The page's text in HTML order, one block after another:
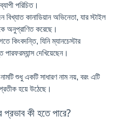
পরিচিত।
কানাডিয়ান অভিনেতা, যার স্টাইল
অনুপ্রাণিত করেছে।
কিংবদন্তি, যিনি ম্যানচেস্টার
পারফরম্যান্স দেখিয়েছেন।
শুধু একটি সাধারণ নাম নয়, বরং এটি
হয়ে উঠেছে।
প্রভাব কী হতে পারে?